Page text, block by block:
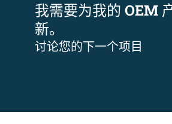
我需要为我的 OEM
新。
讨论您的下一个项目